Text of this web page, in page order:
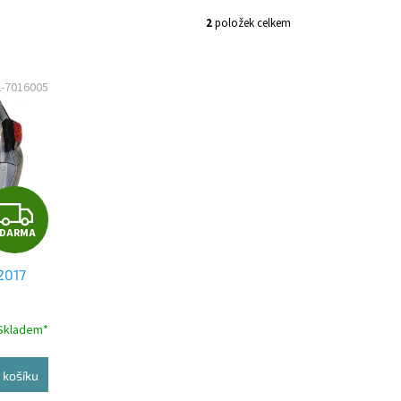
2položek celkem
Z
D
R
M
košíku
7016005